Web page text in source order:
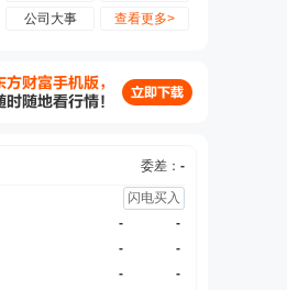
公司大事 查看更多>
委差： -
闪电买入
-
-
-
-
-
-